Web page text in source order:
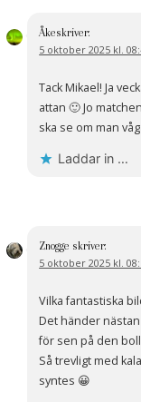
Åkeskriver:
5 oktober 2025 kl.
Tack Mikael! Ja
attan 🙂 Jo
ska se om man
Laddar in …
Znogge skriver:
5 oktober 2025 kl.
Vilka fantastiska
Det händer
för sen på den
Så trevligt med
syntes 😀